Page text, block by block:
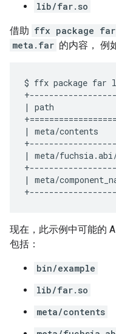
lib/far.so
借助 ffx package
meta.far 的内容， 例
$ ffx package far
| path
| meta/
| meta/
| meta/
现在，此示例中可能的
包括：
bin/example
lib/far.so
meta/contents